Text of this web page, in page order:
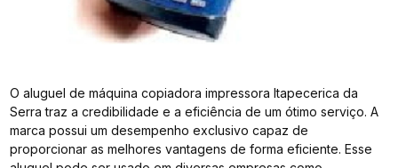
O aluguel de máquina copiadora impressora Itapecerica da
Serra traz a credibilidade e a eficiência de um ótimo serviço. A
marca possui um desempenho exclusivo capaz de
proporcionar as melhores vantagens de forma eficiente. Esse